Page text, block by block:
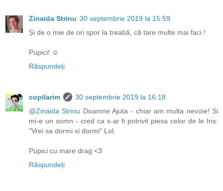
Zinaida Strinu 30 septembrie 2019 la 15:59
Și de o mie de ori spor la treabă, că tare multe mai faci !
Pupici! ☺
Răspundeți
copilarim
30 septembrie 2019 la 16:18
@Zinaida Strinu Doamne Ajuta - chiar am multa nevoie! Si
mi-e un somn - cred ca s-ar fi potrivit piesa celor de le Iris:
"Vrei sa dormi si dormi" Lol.
Pupici cu mare drag <3
Răspundeți